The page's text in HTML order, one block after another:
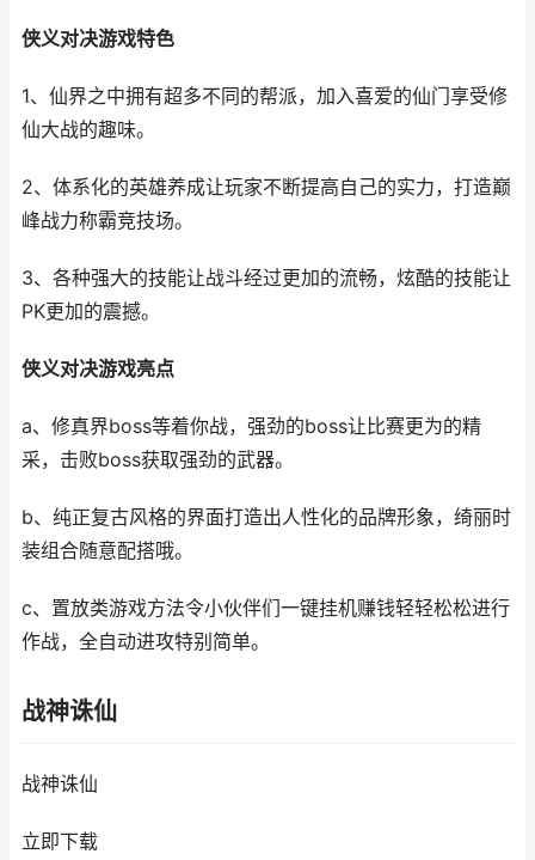
侠义对决游戏特色
1、仙界之中拥有超多不同的帮派，加入喜爱的仙门享受修
仙大战的趣味。
2、体系化的英雄养成让玩家不断提高自己的实力，打造巅
峰战力称霸竞技场。
3、各种强大的技能让战斗经过更加的流畅，炫酷的技能让
PK更加的震撼。
侠义对决游戏亮点
a、修真界boss等着你战，强劲的boss让比赛更为的精
采，击败boss获取强劲的武器。
b、纯正复古风格的界面打造出人性化的品牌形象，绮丽时
装组合随意配搭哦。
c、置放类游戏方法令小伙伴们一键挂机赚钱轻轻松松进行
作战，全自动进攻特别简单。
战神诛仙
战神诛仙
立即下载